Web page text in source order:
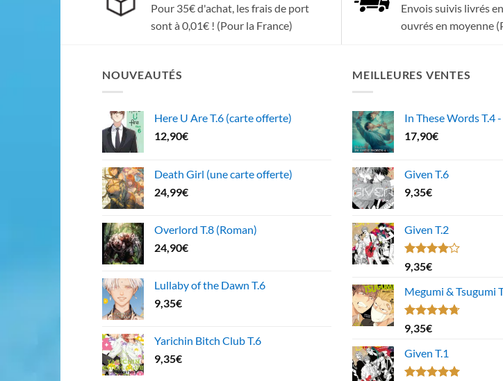
Pour 35€ d'achat, les frais de port
sont à 0,01€ ! (Pour la France)
Envois suivis livrés
ouvrés en moyenne
NOUVEAUTÉS
Here U Are T.6 (carte offerte)
12,90€
Death Girl (une carte offerte)
24,99€
Overlord T.8 (Roman)
24,90€
Lullaby of the Dawn T.6
9,35€
Yarichin Bitch Club T.6
9,35€
MEILLEURES VENTES
In These Words T.4
17,90€
Given T.6
9,35€
Given T.2
Note
4.00
5
9,35€
Megumi & Tsugumi
Note4.67
sur 5
9,35€
Given T.1